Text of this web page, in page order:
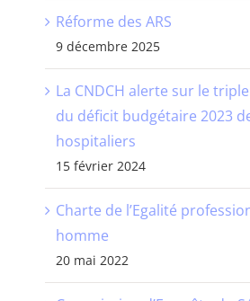
Réforme des ARS
9 décembre 2025
La CNDCH alerte sur le
du déficit budgétaire 2023
hospitaliers
15 février 2024
Charte de l’Egalité
homme
20 mai 2022